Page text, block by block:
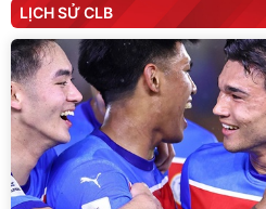
LỊCH SỬ CLB